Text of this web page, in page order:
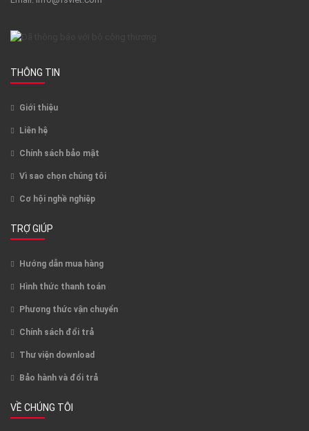
THÔNG TIN
Giới thiệu
Liên hệ
Chính sách bảo mật
Vì sao chọn chúng tôi
Cơ hội nghề nghiệp
TRỢ GIÚP
Hướng dẫn mua hàng
Hình thức thanh toán
Phương thức vận chuyển
Chính sách đổi trả
Thư viện download
Bảo hành và đổi trả
VỀ CHÚNG TÔI